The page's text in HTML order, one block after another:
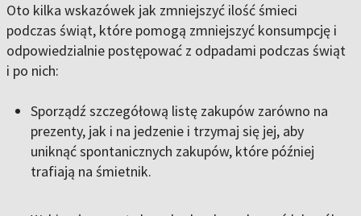
Oto kilka wskazówek jak zmniejszyć ilość śmieci
podczas świąt, które pomogą zmniejszyć konsumpcję i
odpowiedzialnie postępować z odpadami podczas świąt
i po nich:
Sporządź szczegółową listę zakupów zarówno na
prezenty, jak i na jedzenie i trzymaj się jej, aby
uniknąć spontanicznych zakupów, które później
trafiają na śmietnik.